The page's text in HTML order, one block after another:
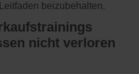
beizubehalten.
nicht verloren